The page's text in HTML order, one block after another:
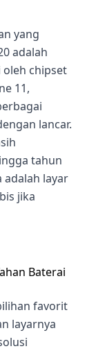
yang
adalah
oleh chipset
11,
lancar.
tahun
adalah layar
jika
Baterai
favorit
layarnya